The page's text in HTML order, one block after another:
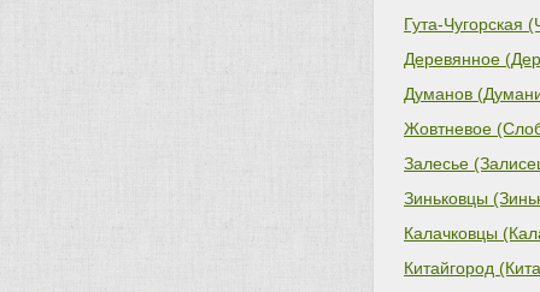
Гута-Чугорская
Деревянное
Думанов
Жовтневое
Залесье
Зиньковцы
Калачковцы
Китайгород